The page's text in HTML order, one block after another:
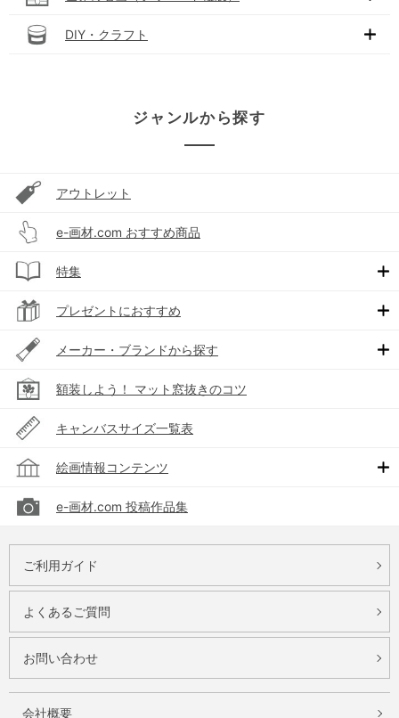
DIY・クラフト
ジャンルから探す
アウトレット
e-画材.com おすすめ商品
特集
プレゼントにおすすめ
メーカー・ブランドから探す
額装しよう！ マット窓抜きのコツ
キャンバスサイズ一覧表
絵画情報コンテンツ
e-画材.com 投稿作品集
ご利用ガイド
よくあるご質問
お問い合わせ
会社概要